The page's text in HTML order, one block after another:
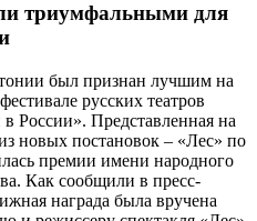
триумфальными для
был признан лучшим на
русских театров
России». Представленная на
новых постановок – «Лес» по
премии имени народного
Как сообщили в пресс-
награда была вручена